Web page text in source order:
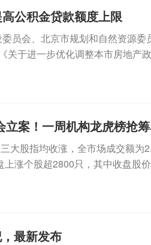
公积金贷款额度上限
员会、北京市规划和自然资源委
关于进一步优化调整本市房地产
立案！一周机构龙虎榜抢
大股指均收涨，全市场成交额为
上涨个股超2800只，其中收盘股
最新发布